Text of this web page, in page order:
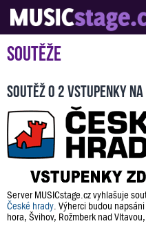
S muzikanty pro muzikanty
Soutěže
Soutěž o 2 vstupenky
Server MUSICstage.cz vyhlašuje
České hrady . Výherci budou
hora, Švihov, Rožmberk nad